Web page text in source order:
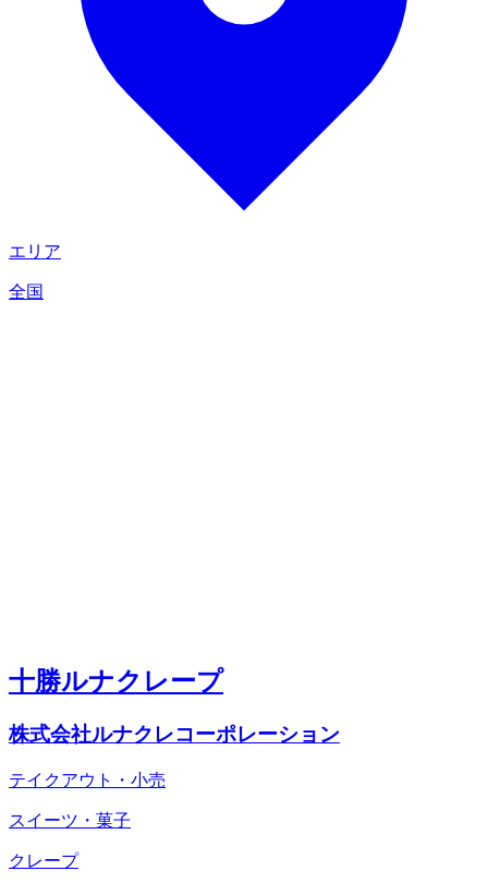
エリア
全国
十勝ルナクレープ
株式会社ルナクレコーポレーション
テイクアウト・小売
スイーツ・菓子
クレープ